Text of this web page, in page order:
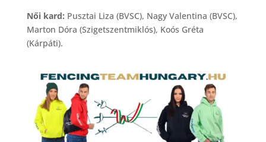
Női kard: Pusztai Liza (BVSC), Nagy Valentina (BVSC),
Marton Dóra (Szigetszentmiklós), Koós Gréta
(Kárpáti).